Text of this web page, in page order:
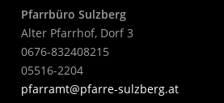
Pfarrbüro Sulzberg
Alter Pfarrhof, Dorf 3
0676-832408215
05516-2204
pfarramt@pfarre-sulzberg.at